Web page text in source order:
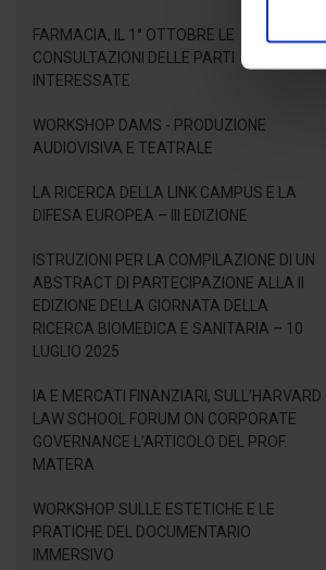
di
FARMACIA, IL 1° OTTOBRE LE
CONSULTAZIONI DELLE PARTI
INTERESSATE
WORKSHOP DAMS - PRODUZIONE
AUDIOVISIVA E TEATRALE
LA RICERCA DELLA LINK CAMPUS E LA
DIFESA EUROPEA – III EDIZIONE
ISTRUZIONI PER LA COMPILAZIONE DI UN
ABSTRACT DI PARTECIPAZIONE ALLA II
EDIZIONE DELLA GIORNATA DELLA
RICERCA BIOMEDICA E SANITARIA – 10
LUGLIO 2025
IA E MERCATI FINANZIARI, SULL’HARVARD
LAW SCHOOL FORUM ON CORPORATE
GOVERNANCE L’ARTICOLO DEL PROF.
MATERA
WORKSHOP SULLE ESTETICHE E LE
PRATICHE DEL DOCUMENTARIO
IMMERSIVO